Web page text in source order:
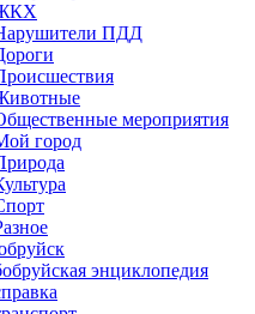
ПДД
мероприятия
город
энциклопедия